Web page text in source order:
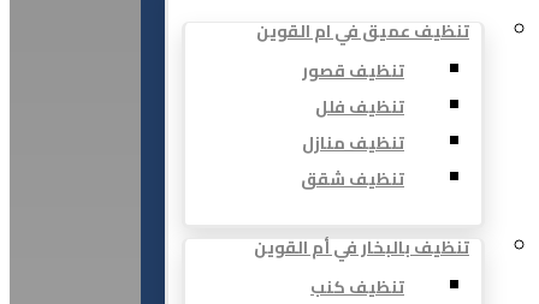
تنظيف عميق في ام القوين
تنظيف قصور
تنظيف فلل
تنظيف منازل
تنظيف شقق
تنظيف بالبخار في أم القوين
تنظيف كنب